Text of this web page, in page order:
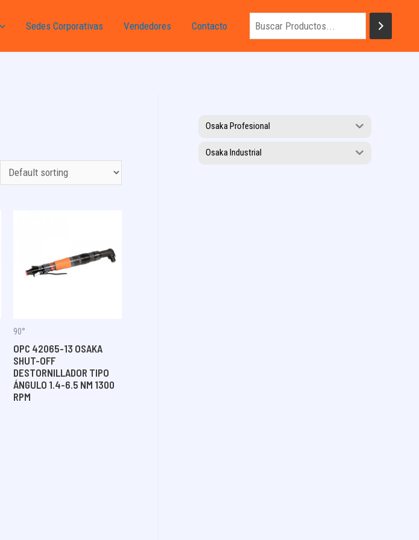
Sedes Corporativas Vendedores Contacto
90°
OPC 42065-13 OSAKA
SHUT-OFF
DESTORNILLADOR TIPO
ÁNGULO 1.4-6.5 NM 1300
RPM
Osaka Profesional
Osaka Industrial